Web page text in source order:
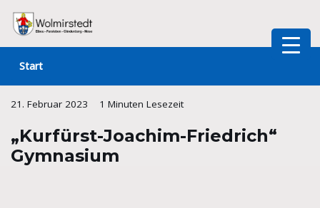
Zum
springen
Start
21. Februar 2023 1 Minuten Lesezeit
„Kurfürst-Joachim-Friedrich“
Gymnasium